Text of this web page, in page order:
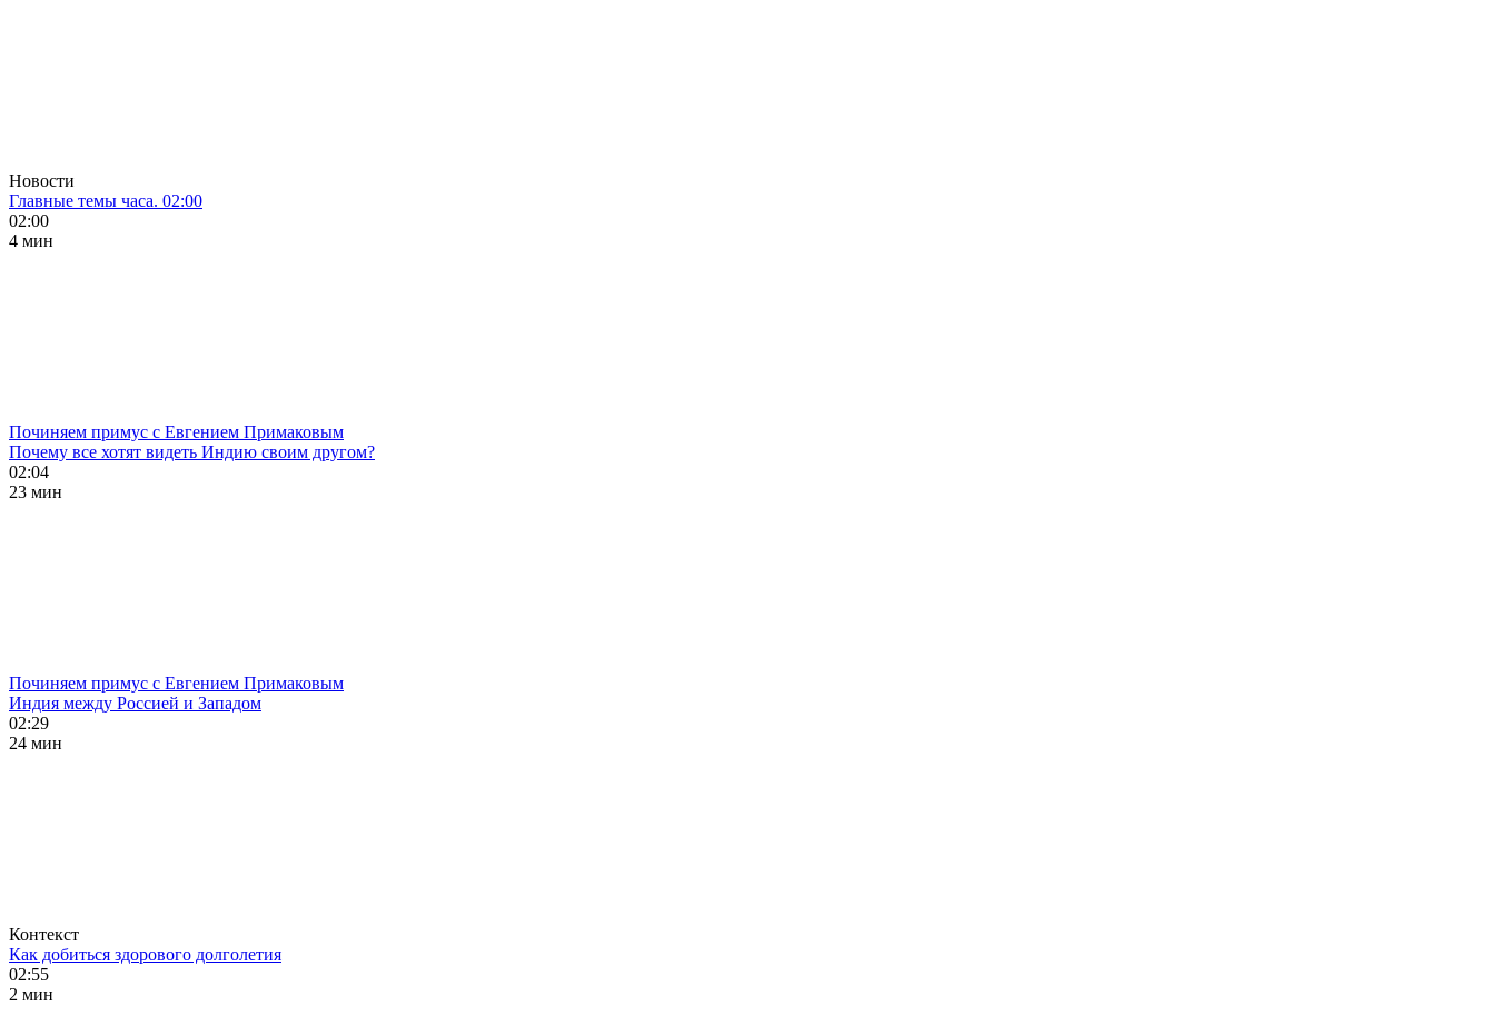
Новости
Главные темы часа. 02:00
02:00
4 мин
Починяем примус с Евгением Примаковым
Почему все хотят видеть Индию своим другом?
02:04
23 мин
Починяем примус с Евгением Примаковым
Индия между Россией и Западом
02:29
24 мин
Контекст
Как добиться здорового долголетия
02:55
2 мин